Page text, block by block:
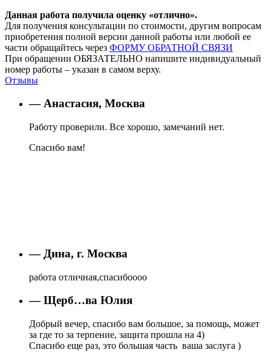
Данная работа получила оценку «отлично».
Для получения консультации по стоимости, другим вопросам
приобретения полной версии данной работы или любой ее
части обращайтесь через ФОРМУ ОБРАТНОЙ СВЯЗИ
При обращении ОБЯЗАТЕЛЬНО напишите индивидуальный
номер работы – указан в самом верху.
Отзывы
— Анастасия, Москва
Работу проверили. Все хорошо, замечаний нет.
Спасибо вам!
— Дина, г. Москва
работа отличная,спасибоооо
— Щерб…ва Юлия
Добрый вечер, спасибо вам большое, за помощь, может
за где то за терпение, защита прошла на 4)
Спасибо еще раз, это большая часть ваша заслуга )